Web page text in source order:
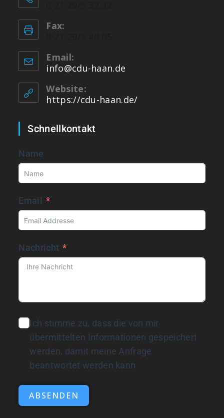
Fax:
Email:
info@cdu-haan.de
Website:
https://cdu-haan.de/
Schnellkontakt
Name
Email
Nachricht
Ich stimme zu, dass die von mir
übermittelten Informationen gespeichert
werden, damit meine Anfrage
beantwortet werden kann
ABSENDEN